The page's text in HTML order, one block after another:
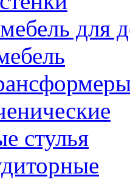
для
стулья